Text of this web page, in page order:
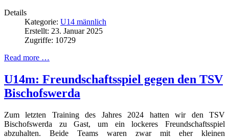
Details
Kategorie: U14 männlich
Erstellt: 23. Januar 2025
Zugriffe: 10729
Read more …
U14m: Freundschaftsspiel gegen den TSV
Bischofswerda
Zum letzten Training des Jahres 2024 hatten wir den TSV
Bischofswerda zu Gast, um ein lockeres Freundschaftsspiel
abzuhalten. Beide Teams waren zwar mit eher kleinen